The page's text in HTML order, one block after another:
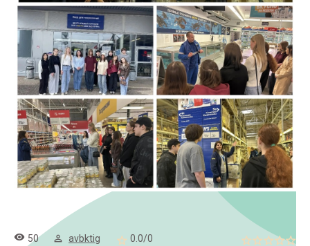
50 avbktig 0.0/0